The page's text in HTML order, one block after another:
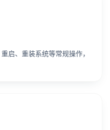
启、重装系统等常规操作，